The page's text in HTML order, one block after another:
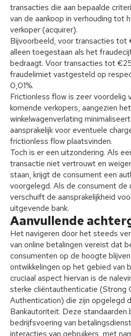
transacties die aan bepaalde
van de aankoop in verhouding tot
verkoper (acquirer).
Bijvoorbeeld, voor transacties
alleen toegestaan als het
bedraagt. Voor transacties tot
fraudelimiet vastgesteld op
0,01%.
Frictionless flow is zeer voordelig
komende verkopers, aangezien
winkelwagenverlating
aansprakelijk voor eventuele
frictionless flow plaatsvinden.
Toch is er een uitzondering. Als
transactie niet vertrouwt en
staan, krijgt de consument een
voorgelegd. Als de consument de
verschuift de aansprakelijkheid
uitgevende bank.
Aanvullende
Het navigeren door het steeds
van online betalingen vereist dat
consumenten op de hoogte
ontwikkelingen op het gebied van
cruciaal aspect hiervan is de
sterke cliëntauthenticatie (Strong
Authentication) die zijn opgelegd
Bankautoriteit. Deze standaarden
bedrijfsvoering van
interacties van gebruikers, met